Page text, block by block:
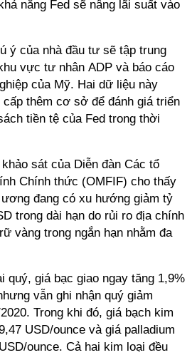
năng Fed sẽ nâng lãi suất vào
ý của nhà đầu tư sẽ tập trung
vực tư nhân ADP và báo cáo
của Mỹ. Hai dữ liệu này
thêm cơ sở để đánh giá triển
tiền tệ của Fed trong thời
sát của Diễn đàn Các tổ
Chính thức (OMFIF) cho thấy
đang có xu hướng giảm tỷ
trong dài hạn do rủi ro địa chính
vàng trong ngắn hạn nhằm đa
quý, giá bạc giao ngay tăng 1,9%
vẫn ghi nhận quý giảm
Trong khi đó, giá bạch kim
USD/ounce và giá palladium
ounce. Cả hai kim loại đều